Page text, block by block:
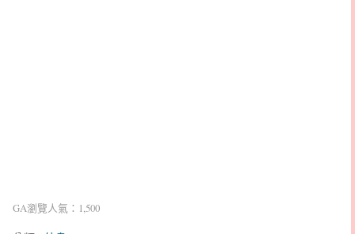
GA瀏覽人氣：1,500